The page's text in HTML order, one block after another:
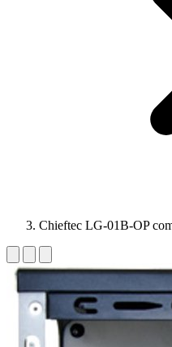
Chieftec LG-01B-OP